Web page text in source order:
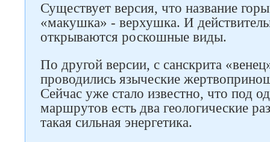
Существует версия, что название
«макушка» - верхушка. И
открываются роскошные виды.
По другой версии, с санскрита
проводились языческие
Сейчас уже стало известно, что под
маршрутов есть два геологические
такая сильная энергетика.